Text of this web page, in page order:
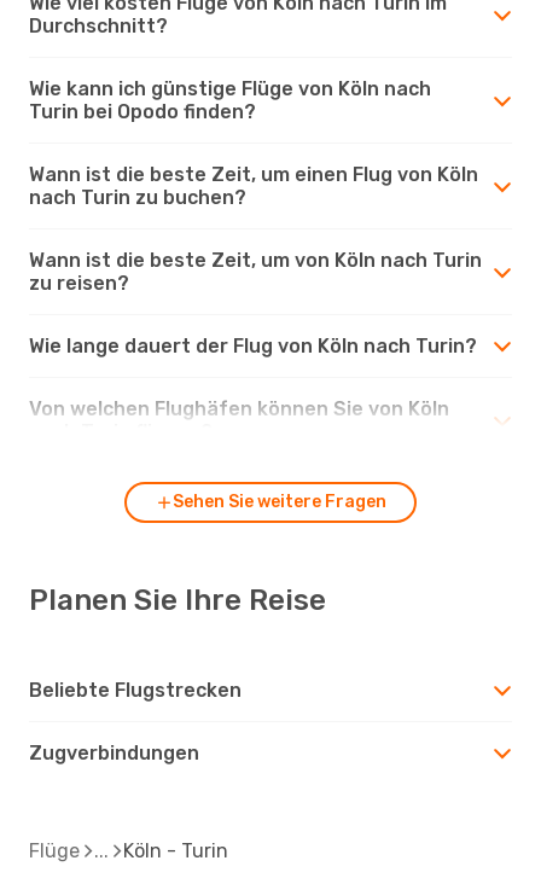
Durchschnitt?
Wie kann ich günstige Flüge von Köln nach
Turin bei Opodo finden?
Wann ist die beste Zeit, um einen Flug von Köln
nach Turin zu buchen?
Wann ist die beste Zeit, um von Köln nach Turin
zu reisen?
Wie lange dauert der Flug von Köln nach Turin?
Von welchen Flughäfen können Sie von Köln
Sehen Sie weitere Fragen
Planen Sie Ihre Reise
Beliebte Flugstrecken
Zugverbindungen
Flüge Köln - Turin